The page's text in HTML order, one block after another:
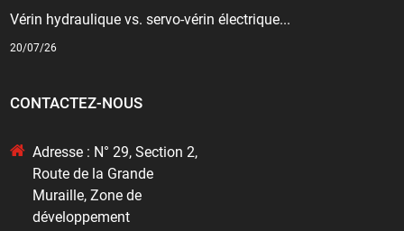
Vérin hydraulique vs. servo-vérin électrique...
20/07/26
CONTACTEZ-NOUS
Adresse : N° 29, Section 2,
Route de la Grande
Muraille, Zone de
développement